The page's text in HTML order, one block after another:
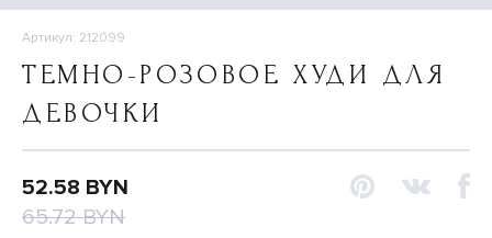
Артикул: 212099
ТЕМНО-РОЗОВОЕ ХУДИ ДЛЯ
ДЕВОЧКИ
52.58 BYN
65.72 BYN